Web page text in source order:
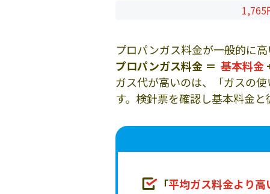
1,765
プロパンガス料金が一般的に
プロパンガス料金 ＝ 基本料金
ガス代が高いのは、「ガスの
す。検針票を確認し基本料金と
「平均ガス料金より高